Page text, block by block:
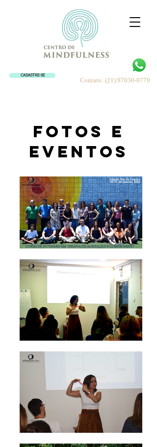
CADASTRE-SE
Contato: (21) 97030-0770
Fotos e
Eventos